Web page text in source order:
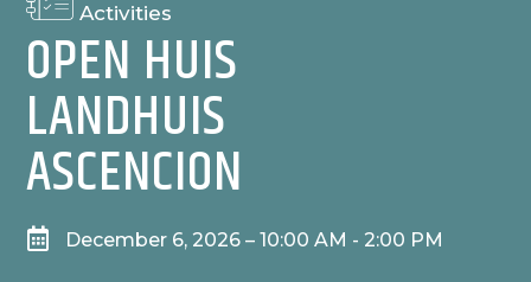
Activities
OPEN HUIS
LANDHUIS
ASCENCION
 December 6, 2026 – 10:00 AM - 2:00 PM